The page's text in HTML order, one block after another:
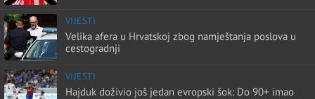
VIJESTI
Velika afera u Hrvatskoj zbog namještanja poslova u
cestogradnji
VIJESTI
Hajduk doživio još jedan evropski šok: Do 90+ imao